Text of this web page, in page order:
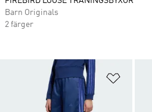
Lägg
Barn Originals
2 färger